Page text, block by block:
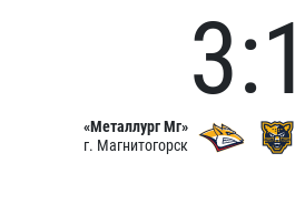
«Металлург Мг»
г. Магнитогорск
3:1